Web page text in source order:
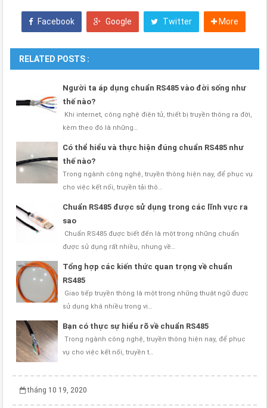
Facebook Google Twitter More
RELATED POSTS :
Người ta áp dụng chuẩn RS485 vào đời sống như
thế nào?
Khi internet, công nghệ điện tử, thiết bị truyền thông ra đời,
kèm theo đó là những…
Có thể hiểu và thực hiện đúng chuẩn RS485 như
thế nào?
Trong ngành công nghệ, truyền thông hiện nay, để phục vụ
cho việc kết nối, truyền tải thô…
Chuẩn RS485 được sử dụng trong các lĩnh vực ra
sao
Chuẩn RS485 được biết đến là một trong những chuẩn
được sử dụng rất nhiều, nhưng về…
Tổng hợp các kiến thức quan trọng về chuẩn
RS485
Giao tiếp truyền thông là một trong những thuật ngữ được
sử dụng khá nhiều trong vi…
Bạn có thực sự hiểu rõ về chuẩn RS485
Trong ngành công nghệ, truyền thông hiện nay, để phục
vụ cho việc kết nối, truyền t…
tháng 10 19, 2020